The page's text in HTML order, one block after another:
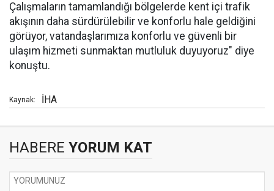
Çalışmaların tamamlandığı bölgelerde kent içi trafik
akışının daha sürdürülebilir ve konforlu hale geldiğini
görüyor, vatandaşlarımıza konforlu ve güvenli bir
ulaşım hizmeti sunmaktan mutluluk duyuyoruz" diye
konuştu.
Kaynak: İHA
HABERE YORUM KAT